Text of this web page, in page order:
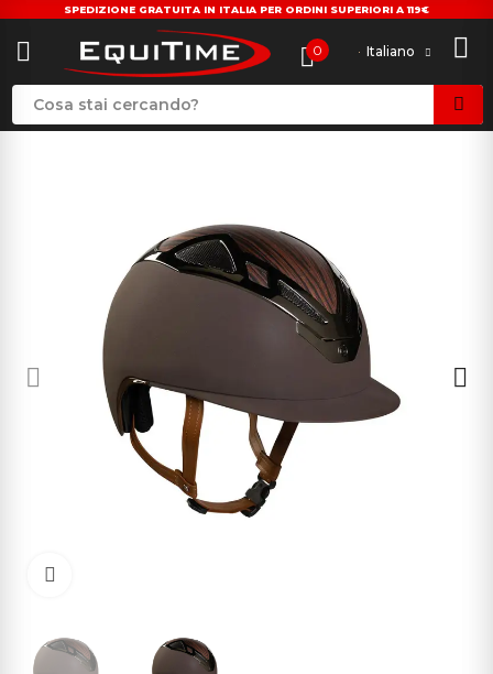
SPEDIZIONE GRATUITA IN ITALIA PER ORDINI SUPERIORI A 119€
0 Italiano